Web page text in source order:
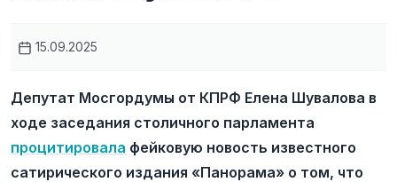
15.09.2025
Депутат Мосгордумы от КПРФ Елена Шувалова в
ходе заседания столичного парламента
процитировала фейковую новость известного
сатирического издания «Панорама» о том, что